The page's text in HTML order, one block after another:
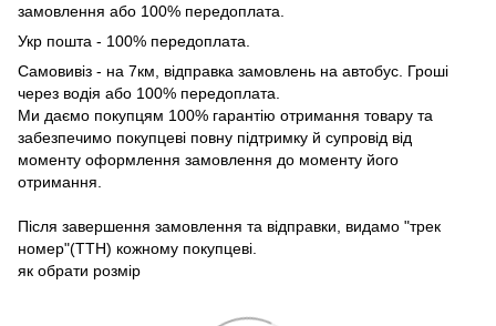
замовлення або 100% передоплата.
Укр пошта - 100% передоплата.
Самовивіз - на 7км, відправка замовлень на автобус. Гроші
через водія або 100% передоплата.
Ми даємо покупцям 100% гарантію отримання товару та
забезпечимо покупцеві повну підтримку й супровід від
моменту оформлення замовлення до моменту його
отримання.
Після завершення замовлення та відправки, видамо "трек
номер"(ТТН) кожному покупцеві.
як обрати розмір